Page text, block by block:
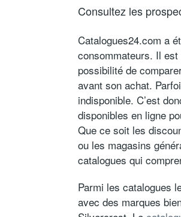
Consultez les
Catalogues24.com a
consommateurs. Il
possibilité de
avant son achat.
indisponible. C’est
disponibles en ligne
Que ce soit les
ou les magasins
catalogues qui
Parmi les catalogues
avec des marques